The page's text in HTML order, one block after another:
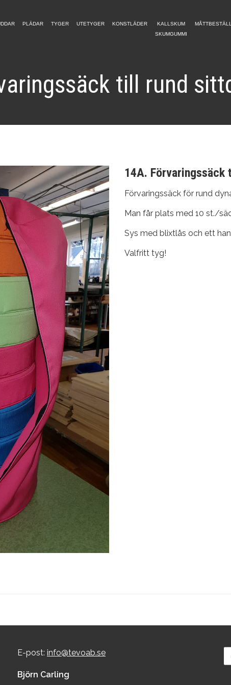
PLÄDAR TYGER UTETYGER KONSTLÄDER
KALLSKUM
SKUMGUMMI
till rund
14A.
Förvaringssäck för rund
Man får plats med 10 st./
Sys med blixtlås och ett
Valfritt tyg!
E-post: info@tevoab.se
Björn Carling